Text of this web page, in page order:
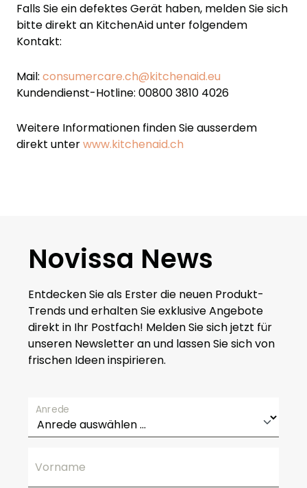
Falls Sie ein defektes Gerät haben, melden Sie sich
bitte direkt an KitchenAid unter folgendem
Kontakt:
Mail: consumercare.ch@kitchenaid.eu
Kundendienst-Hotline: 00800 3810 4026
Weitere Informationen finden Sie ausserdem
direkt unterwww.kitchenaid.ch
Novissa News
Entdecken Sie als Erster die neuen Produkt-
Trends und erhalten Sie exklusive Angebote
direkt in Ihr Postfach! Melden Sie sich jetzt für
unseren Newsletter an und lassen Sie sich von
frischen Ideen inspirieren.
Anrede
Vorname